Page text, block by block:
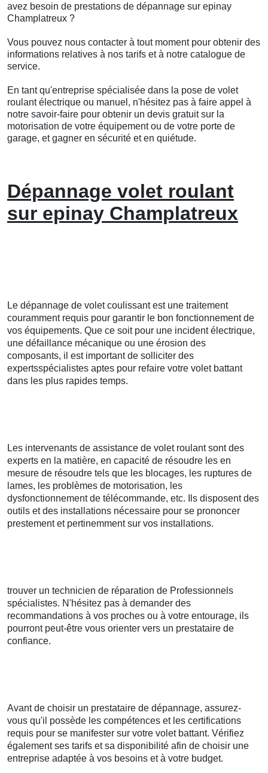
avez besoin de prestations de dépannage sur epinay
Champlatreux ?
Vous pouvez nous contacter à tout moment pour obtenir des
informations relatives à nos tarifs et à notre catalogue de
service.
En tant qu'entreprise spécialisée dans la pose de volet
roulant électrique ou manuel, n'hésitez pas à faire appel à
notre savoir-faire pour obtenir un devis gratuit sur la
motorisation de votre équipement ou de votre porte de
garage, et gagner en sécurité et en quiétude.
Dépannage volet roulant
sur epinay Champlatreux
Le dépannage de volet coulissant est une traitement
couramment requis pour garantir le bon fonctionnement de
vos équipements. Que ce soit pour une incident électrique,
une défaillance mécanique ou une érosion des
composants, il est important de solliciter des
expertsspécialistes aptes pour refaire votre volet battant
dans les plus rapides temps.
Les intervenants de assistance de volet roulant sont des
experts en la matière, en capacité de résoudre les en
mesure de résoudre tels que les blocages, les ruptures de
lames, les problèmes de motorisation, les
dysfonctionnement de télécommande, etc. Ils disposent des
outils et des installations nécessaire pour se prononcer
prestement et pertinemment sur vos installations.
trouver un technicien de réparation de Professionnels
spécialistes. N'hésitez pas à demander des
recommandations à vos proches ou à votre entourage, ils
pourront peut-être vous orienter vers un prestataire de
confiance.
Avant de choisir un prestataire de dépannage, assurez-
vous qu'il possède les compétences et les certifications
requis pour se manifester sur votre volet battant. Vérifiez
également ses tarifs et sa disponibilité afin de choisir une
entreprise adaptée à vos besoins et à votre budget.